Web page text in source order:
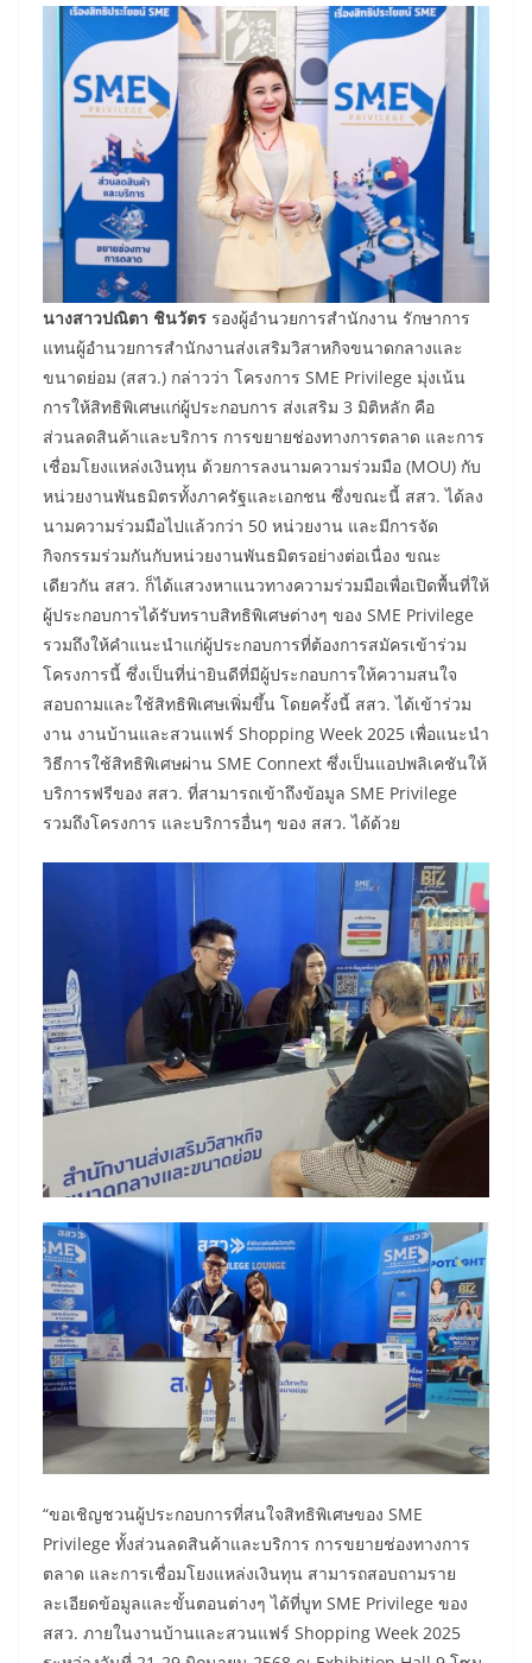
นางสาวปณิตา ชินวัตร รองผู้อำนวยการสำนักงาน รักษาการ
แทนผู้อำนวยการสำนักงานส่งเสริมวิสาหกิจขนาดกลางและ
ขนาดย่อม (สสว.) กล่าวว่า โครงการ SME Privilege มุ่งเน้น
การให้สิทธิพิเศษแก่ผู้ประกอบการ ส่งเสริม 3 มิติหลัก คือ
ส่วนลดสินค้าและบริการ การขยายช่องทางการตลาด และการ
เชื่อมโยงแหล่งเงินทุน ด้วยการลงนามความร่วมมือ (MOU) กับ
หน่วยงานพันธมิตรทั้งภาครัฐและเอกชน ซึ่งขณะนี้ สสว. ได้ลง
นามความร่วมมือไปแล้วกว่า 50 หน่วยงาน และมีการจัด
กิจกรรมร่วมกันกับหน่วยงานพันธมิตรอย่างต่อเนื่อง ขณะ
เดียวกัน สสว. ก็ได้แสวงหาแนวทางความร่วมมือเพื่อเปิดพื้นที่ให้
ผู้ประกอบการได้รับทราบสิทธิพิเศษต่างๆ ของ SME Privilege
รวมถึงให้คำแนะนำแก่ผู้ประกอบการที่ต้องการสมัครเข้าร่วม
โครงการนี้ ซึ่งเป็นที่น่ายินดีที่มีผู้ประกอบการให้ความสนใจ
สอบถามและใช้สิทธิพิเศษเพิ่มขึ้น โดยครั้งนี้ สสว. ได้เข้าร่วม
งาน งานบ้านและสวนแฟร์ Shopping Week 2025 เพื่อแนะนำ
วิธีการใช้สิทธิพิเศษผ่าน SME Connext ซึ่งเป็นแอปพลิเคชันให้
บริการฟรีของ สสว. ที่สามารถเข้าถึงข้อมูล SME Privilege
รวมถึงโครงการ และบริการอื่นๆ ของ สสว. ได้ด้วย
“ขอเชิญชวนผู้ประกอบการที่สนใจสิทธิพิเศษของ SME
Privilege ทั้งส่วนลดสินค้าและบริการ การขยายช่องทางการ
ตลาด และการเชื่อมโยงแหล่งเงินทุน สามารถสอบถามราย
ละเอียดข้อมูลและขั้นตอนต่างๆ ได้ที่บูท SME Privilege ของ
สสว. ภายในงานบ้านและสวนแฟร์ Shopping Week 2025